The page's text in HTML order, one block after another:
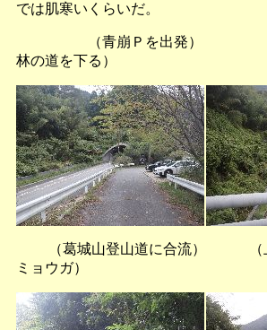
では肌寒いくらいだ。
（青崩Ｐを出発） （
林の道を下る）
（葛城山登山道に合流） （上端
ミョウガ）